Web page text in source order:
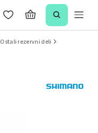
Ostali rezervni deli